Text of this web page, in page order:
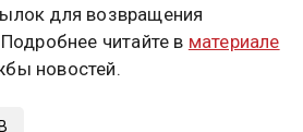
для возвращения
читайте в материале
новостей.